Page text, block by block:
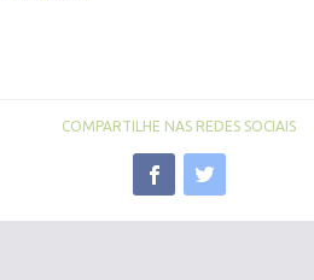
COMPARTILHE NAS REDES SOCIAIS